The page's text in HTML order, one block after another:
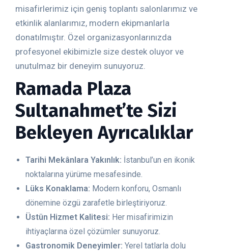
misafirlerimiz için geniş toplantı salonlarımız ve
etkinlik alanlarımız, modern ekipmanlarla
donatılmıştır. Özel organizasyonlarınızda
profesyonel ekibimizle size destek oluyor ve
unutulmaz bir deneyim sunuyoruz.
Ramada Plaza
Sultanahmet’te Sizi
Bekleyen Ayrıcalıklar
Tarihi Mekânlara Yakınlık: İstanbul’un en ikonik
noktalarına yürüme mesafesinde.
Lüks Konaklama: Modern konforu, Osmanlı
dönemine özgü zarafetle birleştiriyoruz.
Üstün Hizmet Kalitesi: Her misafirimizin
ihtiyaçlarına özel çözümler sunuyoruz.
Gastronomik Deneyimler: Yerel tatlarla dolu